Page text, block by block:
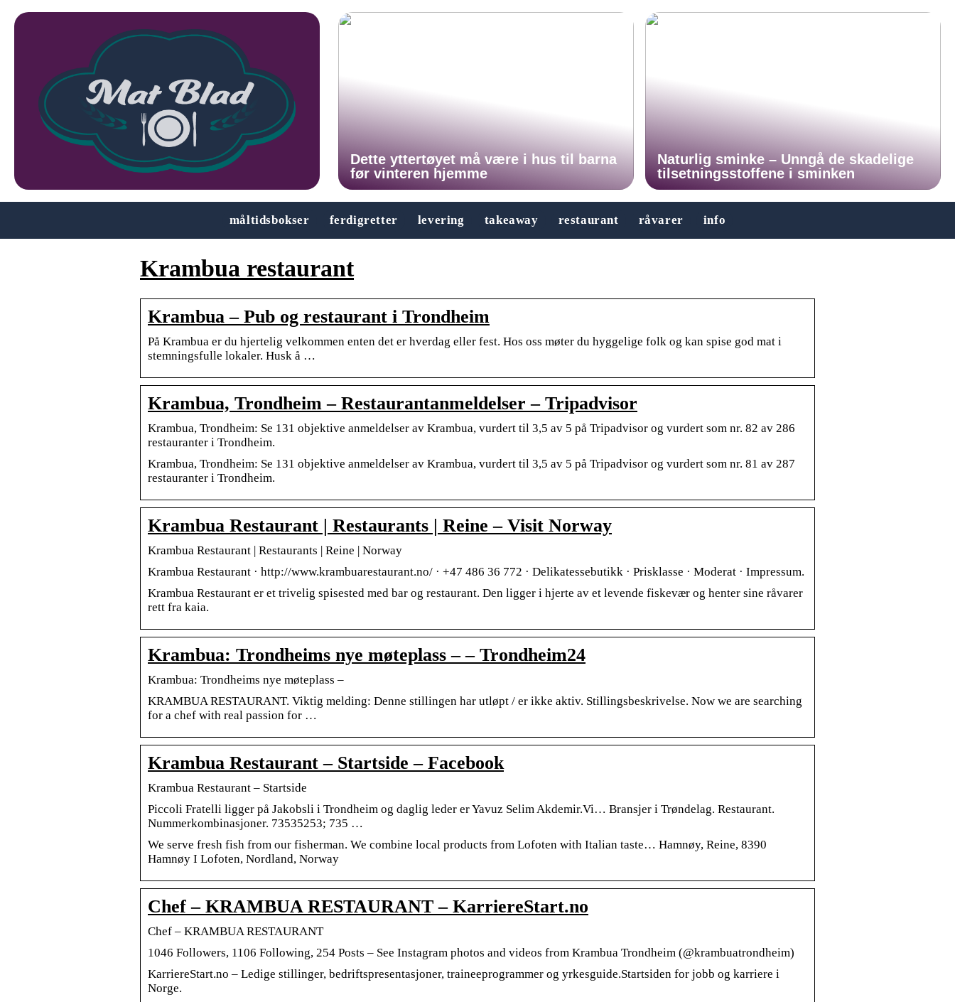
Dette yttertøyet må være i hus til barna
før vinteren hjemme
Naturlig sminke – Unngå de skadelige
tilsetningsstoffene i sminken
måltidsbokser ferdigretter levering takeaway restaurant råvarer info
Krambua restaurant
Krambua – Pub og restaurant i Trondheim
På Krambua er du hjertelig velkommen enten det er hverdag eller fest. Hos oss møter du hyggelige folk og kan spise god mat i
stemningsfulle lokaler. Husk å …
Krambua, Trondheim – Restaurantanmeldelser – Tripadvisor
Krambua, Trondheim: Se 131 objektive anmeldelser av Krambua, vurdert til 3,5 av 5 på Tripadvisor og vurdert som nr. 82 av 286
restauranter i Trondheim.
Krambua, Trondheim: Se 131 objektive anmeldelser av Krambua, vurdert til 3,5 av 5 på Tripadvisor og vurdert som nr. 81 av 287
restauranter i Trondheim.
Krambua Restaurant | Restaurants | Reine – Visit Norway
Krambua Restaurant | Restaurants | Reine | Norway
Krambua Restaurant · http://www.krambuarestaurant.no/ · +47 486 36 772 · Delikatessebutikk · Prisklasse · Moderat · Impressum.
Krambua Restaurant er et trivelig spisested med bar og restaurant. Den ligger i hjerte av et levende fiskevær og henter sine råvarer
rett fra kaia.
Krambua: Trondheims nye møteplass – – Trondheim24
Krambua: Trondheims nye møteplass –
KRAMBUA RESTAURANT. Viktig melding: Denne stillingen har utløpt / er ikke aktiv. Stillingsbeskrivelse. Now we are searching
for a chef with real passion for …
Krambua Restaurant – Startside – Facebook
Krambua Restaurant – Startside
Piccoli Fratelli ligger på Jakobsli i Trondheim og daglig leder er Yavuz Selim Akdemir.Vi… Bransjer i Trøndelag. Restaurant.
Nummerkombinasjoner. 73535253; 735 …
We serve fresh fish from our fisherman. We combine local products from Lofoten with Italian taste… Hamnøy, Reine, 8390
Hamnøy I Lofoten, Nordland, Norway
Chef – KRAMBUA RESTAURANT – KarriereStart.no
Chef – KRAMBUA RESTAURANT
1046 Followers, 1106 Following, 254 Posts – See Instagram photos and videos from Krambua Trondheim (@krambuatrondheim)
KarriereStart.no – Ledige stillinger, bedriftspresentasjoner, traineeprogrammer og yrkesguide.Startsiden for jobb og karriere i
Norge.